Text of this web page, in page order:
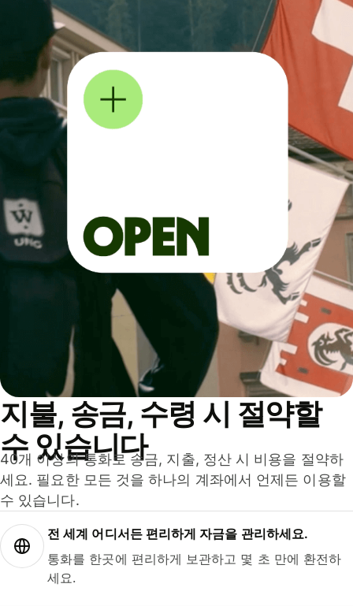
지불, 송금, 수령 시 절약할
수 있습니다
40개 이상의 통화로 송금, 지출, 정산 시 비용을 절약하
세요. 필요한 모든 것을 하나의 계좌에서 언제든 이용할
수 있습니다.
전 세계 어디서든 편리하게 자금을 관리하세요.
통화를 한곳에 편리하게 보관하고 몇 초 만에 환전하
세요.